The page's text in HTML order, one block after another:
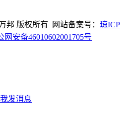
邦 版权所有 网站备案号： 琼ICP
网安备46010602001705号